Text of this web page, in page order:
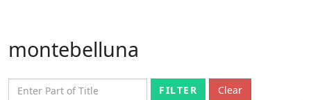
montebelluna
Enter Part of Title FILTER Clear